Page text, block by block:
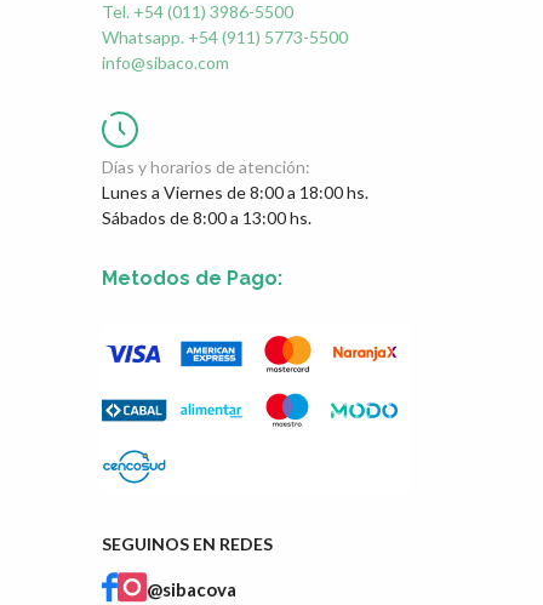
Tel. +54 (011) 3986-5500
Whatsapp. +54 (911) 5773-5500
info@sibaco.com
Días y horarios de atención:
Lunes a Viernes de 8:00 a 18:00 hs.
Sábados de 8:00 a 13:00 hs.
Metodos de Pago:
SEGUINOS EN REDES
@sibacova